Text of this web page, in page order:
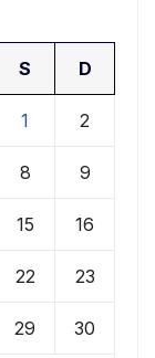
S D
1 2
8 9
15 16
22 23
29 30